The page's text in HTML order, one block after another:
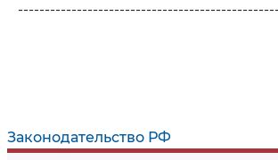
Законодательство РФ